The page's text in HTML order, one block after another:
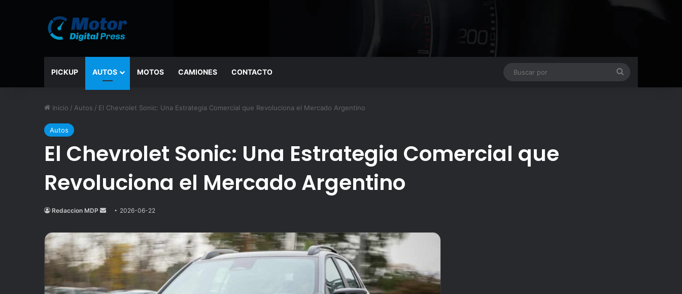
PICKUP AUTOS MOTOS CAMIONES CONTACTO
Inicio / Autos / El Chevrolet Sonic: Una Estrategia Comercial que Revoluciona el Mercado Argentino
Autos
El Chevrolet Sonic: Una Estrategia Comercial que
Revoluciona el Mercado Argentino
Redaccion MDP
Send
email
2026-06-22